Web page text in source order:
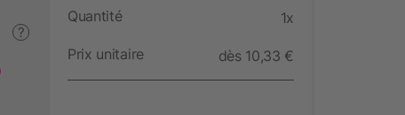
?
Quantité 1x
Prix unitaire dès 10,33 €